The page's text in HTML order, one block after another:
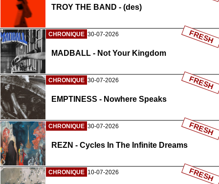
TROY THE BAND - (des)
CHRONIQUE 30-07-2026
MADBALL - Not Your Kingdom
FRESH
CHRONIQUE 30-07-2026
EMPTINESS - Nowhere Speaks
FRESH
CHRONIQUE 30-07-2026
REZN - Cycles In The Infinite Dreams
FRESH
CHRONIQUE 10-07-2026 FRESH